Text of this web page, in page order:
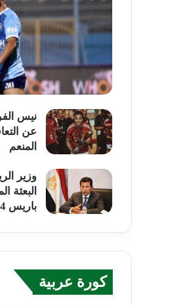
نيس
عن
المنعم
وزير
البعثة
باريس 2024
كورة عربية